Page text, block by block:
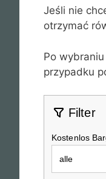
Jeśli nie
otrzymać
Po
przypadku